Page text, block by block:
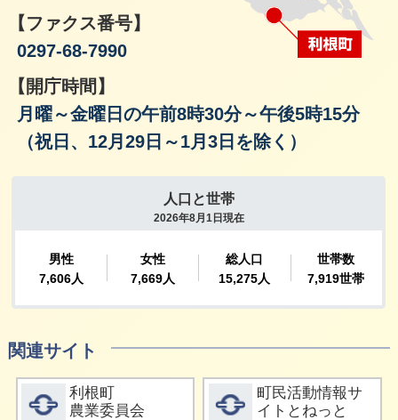
【ファクス番号】
0297-68-7990
【開庁時間】
月曜～金曜日の午前8時30分～午後5時15分
（祝日、12月29日～1月3日を除く）
関連サイト
詳細をみる
利根町
農業委員会
詳細をみる
町民活動情報サ
イトとねっと